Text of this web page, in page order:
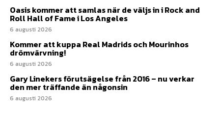
Oasis kommer att samlas när de väljs in i Rock and
Roll Hall of Fame i Los Angeles
6 augusti 2026
Kommer att kuppa Real Madrids och Mourinhos
drömvärvning!
6 augusti 2026
Gary Linekers förutsägelse från 2016 – nu verkar
den mer träffande än någonsin
6 augusti 2026